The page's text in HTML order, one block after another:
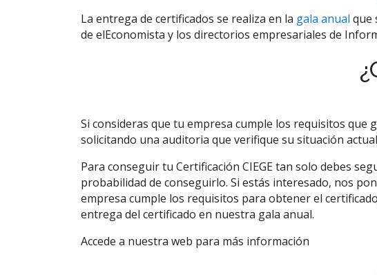
La entrega de certificados se realiza en la gala anual que
de elEconomista y los directorios empresariales de
Si consideras que tu empresa cumple los requisitos
solicitando una auditoria que verifique su situación
Para conseguir tu Certificación CIEGE tan solo debes
probabilidad de conseguirlo. Si estás interesado, nos
empresa cumple los requisitos para obtener el
entrega del certificado en nuestra gala anual.
Accede a nuestra web para más información